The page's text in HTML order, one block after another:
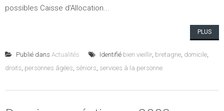
possibles Caisse d'Allocation...
PLUS
Publié dans Actualités Identifié bien vieillir, bretagne, domicile,
droits, personnes âgées, séniors, services à la personne